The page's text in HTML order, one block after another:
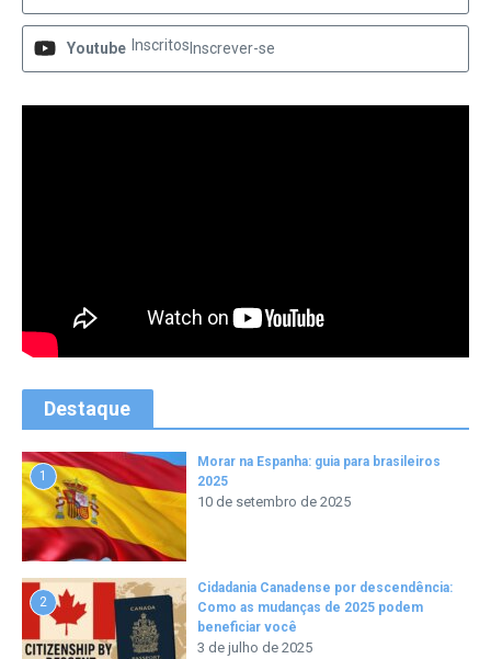
Youtube Inscritos Inscrever-se
Destaque
1
Morar na Espanha: guia para brasileiros
2025
10 de setembro de 2025
2
Cidadania Canadense por descendência:
Como as mudanças de 2025 podem
beneficiar você
3 de julho de 2025